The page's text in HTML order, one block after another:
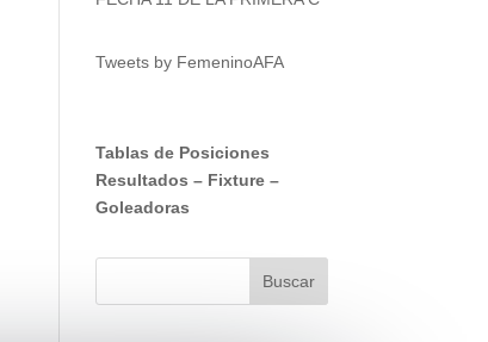
Tweets by FemeninoAFA
Tablas de Posiciones
Resultados – Fixture –
Goleadoras